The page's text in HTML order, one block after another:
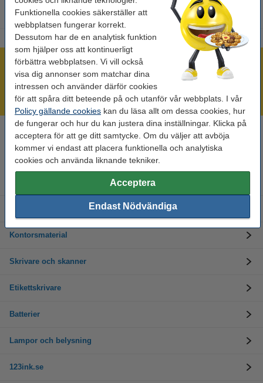
Funktionella cookies säkerställer att
webbplatsen fungerar korrekt.
Dessutom har de en analytisk funktion
som hjälper oss att kontinuerligt
förbättra webbplatsen. Vi vill också
visa dig annonser som matchar dina
intressen och använder därför cookies
för att spåra ditt beteende på och utanför vår webbplats. I vår
Policy gällande cookies kan du läsa allt om dessa cookies, hur
de fungerar och hur du kan justera dina inställningar. Klicka på
acceptera för att ge ditt samtycke. Om du väljer att avböja
kommer vi endast att placera funktionella och analytiska
cookies och använda liknande tekniker.
Acceptera
Endast Nödvändiga
Mer än 300.000 kunder!
Beställ innan 16:00 så skickar vi idag!
Alltid låga priser!
Behöver du hjälp? Ring oss på 08-550 04 123
Helgfria vardagar från kl. 9:00 till 16:00
Kontorsmaterial
Skrivare och skanner
Etikettskrivare
Batterier
Lampor och belysning
123ink.se